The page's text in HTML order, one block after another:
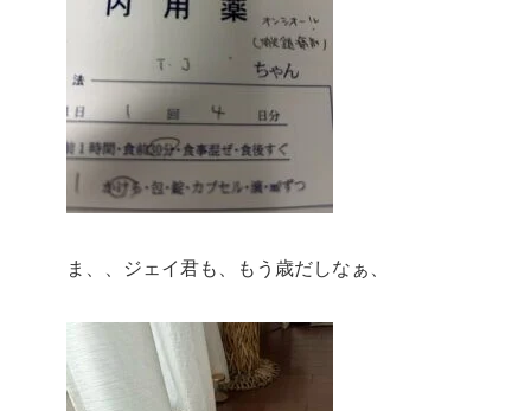
ま、、ジェイ君も、もう歳だしなぁ、